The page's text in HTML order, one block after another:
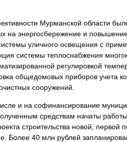
Мурманской области
на энергосбережение и
уличного освещения с
системы теплоснабжения
регулировкой
общедомовых приборов учета
сооружений.
и на софинансирование
средствам начаты
строительства новой, первой
Более 40 млн рублей